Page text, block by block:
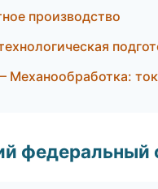
производство
федеральный